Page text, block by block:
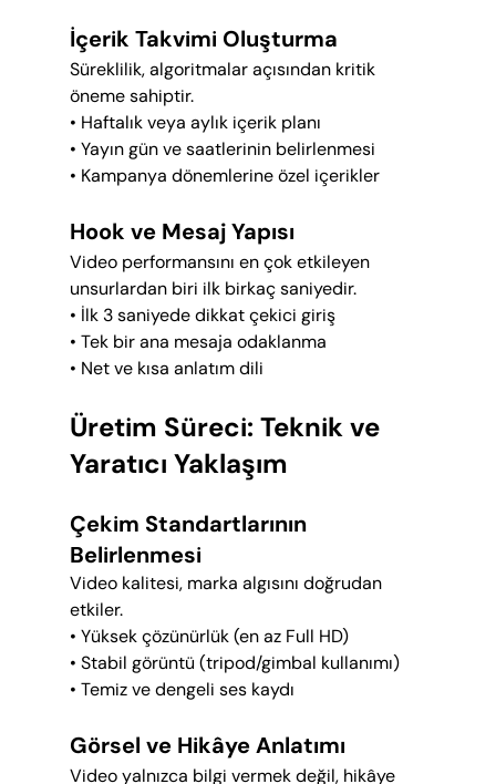
İçerik Takvimi Oluşturma
Süreklilik, algoritmalar açısından kritik
öneme sahiptir.
• Haftalık veya aylık içerik planı
• Yayın gün ve saatlerinin belirlenmesi
• Kampanya dönemlerine özel içerikler
Hook ve Mesaj Yapısı
Video performansını en çok etkileyen
unsurlardan biri ilk birkaç saniyedir.
• İlk 3 saniyede dikkat çekici giriş
• Tek bir ana mesaja odaklanma
• Net ve kısa anlatım dili
Üretim Süreci: Teknik ve
Yaratıcı Yaklaşım
Çekim Standartlarının
Belirlenmesi
Video kalitesi, marka algısını doğrudan
etkiler.
• Yüksek çözünürlük (en az Full HD)
• Stabil görüntü (tripod/gimbal kullanımı)
• Temiz ve dengeli ses kaydı
Görsel ve Hikâye Anlatımı
Video yalnızca bilgi vermek değil, hikâye